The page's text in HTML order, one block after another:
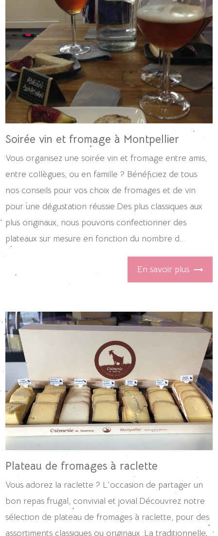
Soirée vin et fromage à Montpellier
Vous organisez une soirée vin et fromage entre amis,
entre collègues, ou en famille ? Bénéficiez de tous
nos conseils pour vos choix de fromages et de vin
pour une dégustation réussie.Des plus classiques aux
plus originaux, nous pouvons confectionner des
plateaux sur mesure en fonction du nombre d...
En savoir plus
Plateau de fromages à raclette
Vous adorez la raclette ? L'occasion de partager un
bon repas frugal, convivial et jovial.Découvrez notre
sélection de plateau de fromages à raclette, pour des
assortiments classiques ou originaux :La traditionnelle